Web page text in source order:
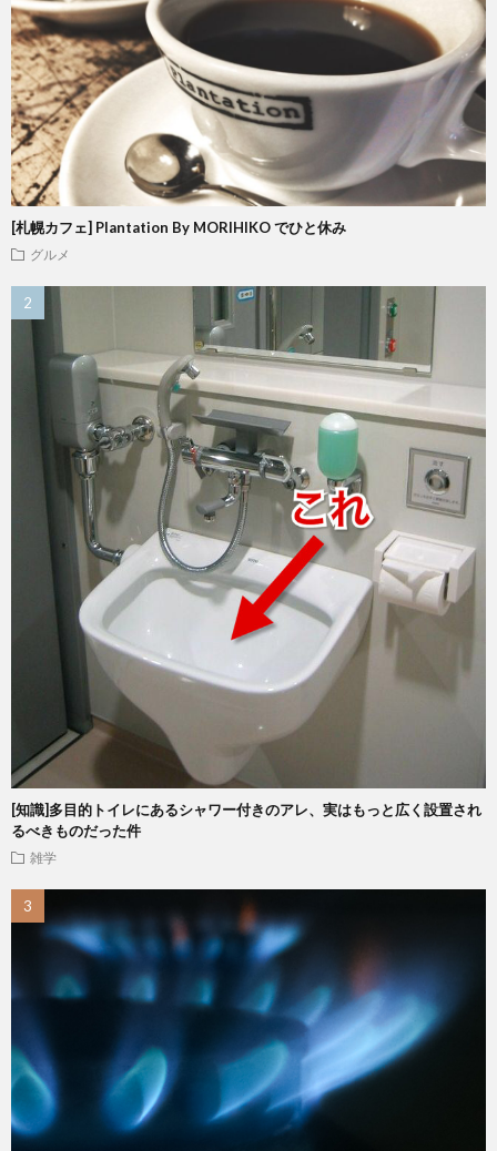
[札幌カフェ] Plantation By MORIHIKO でひと休み
グルメ
[知識]多目的トイレにあるシャワー付きのアレ、実はもっと広く設置され
るべきものだった件
雑学